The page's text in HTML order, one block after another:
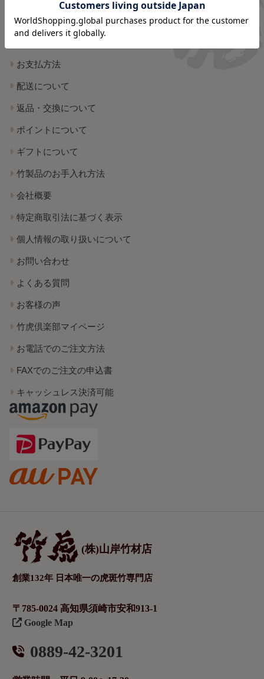
ご利用案内 shopping guide
お支払方法
配送について
返品・交換について
ポイントについて
ギフトについて
竹製品のお手入れ方法
会社概要
特定商取引法に基づく表示
個人情報の取り扱いについて
お問い合わせ
よくある質問
お客様の声
竹虎倶楽部マイページ
お電話でのご注文方法
FAXでのご注文の申込書
キャッシュレス決済可能
(株)山岸竹材店
創業132年 日本唯一の虎斑竹専門店
〒785-0024 高知県須崎市安和913-1
Google Map
0889-42-3201